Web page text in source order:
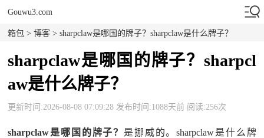
Gouwu3.com
箱包 >博客 > sharpclaw是哪国的牌子？sharpclaw是什么牌子？
sharpclaw是哪国的牌子？sharpcl
aw是什么牌子？
更新时间:2026-08-08 07:09:28 发布时间:1088天前 阅读:256次
sharpclaw是哪国的牌子？ 是挪威的。sharpclaw是什么牌